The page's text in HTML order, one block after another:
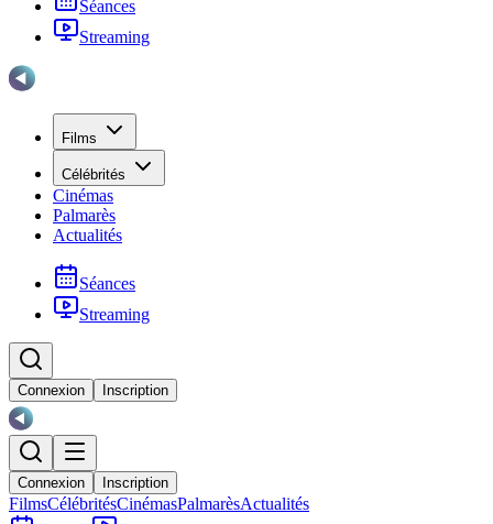
Séances
Streaming
Films
Célébrités
Cinémas
Palmarès
Actualités
Séances
Streaming
Connexion Inscription
Connexion Inscription
FilmsCélébritésCinémasPalmarèsActualités